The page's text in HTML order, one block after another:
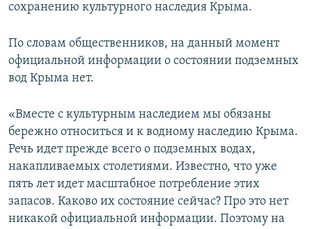
сохранению культурного наследия Крыма.
По словам общественников, на данный момент
официальной информации о состоянии подземных
вод Крыма нет.
«Вместе с культурным наследием мы обязаны
бережно относиться и к водному наследию Крыма.
Речь идет прежде всего о подземных водах,
накапливаемых столетиями. Известно, что уже
пять лет идет масштабное потребление этих
запасов. Каково их состояние сейчас? Про это нет
никакой официальной информации. Поэтому на